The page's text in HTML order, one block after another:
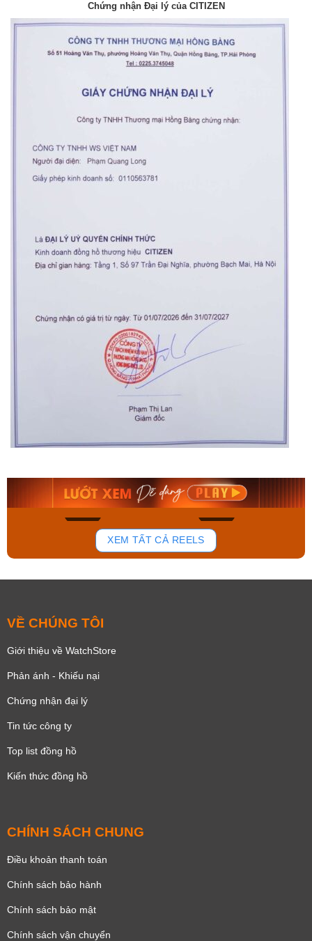
Chứng nhận Đại lý của CITIZEN
1214
Citizen Nam
Mua ngay
Orient Nam RA-
Mua ngay
XEM TẤT CẢ REELS
VỀ CHÚNG TÔI
Giới thiệu về WatchStore
Phản ánh - Khiếu nại
Chứng nhận đại lý
Tin tức công ty
Top list đồng hồ
Kiến thức đồng hồ
CHÍNH SÁCH CHUNG
Điều khoản thanh toán
Chính sách bảo hành
Chính sách bảo mật
Chính sách vận chuyển